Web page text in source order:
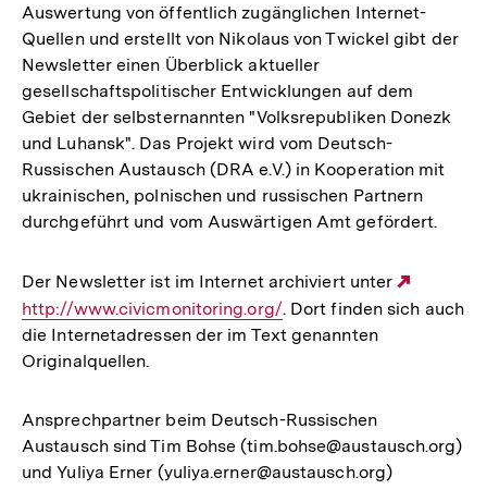
Auswertung von öffentlich zugänglichen Internet-
Quellen und erstellt von Nikolaus von Twickel gibt der
Newsletter einen Überblick aktueller
gesellschaftspolitischer Entwicklungen auf dem
Gebiet der selbsternannten "Volksrepubliken Donezk
und Luhansk". Das Projekt wird vom Deutsch-
Russischen Austausch (DRA e.V.) in Kooperation mit
ukrainischen, polnischen und russischen Partnern
durchgeführt und vom Auswärtigen Amt gefördert.
Der Newsletter ist im Internet archiviert unter
Link:
http://www.civicmonitoring.org/. Dort finden sich auch
die Internetadressen der im Text genannten
Originalquellen.
Ansprechpartner beim Deutsch-Russischen
Austausch sind Tim Bohse (tim.bohse@austausch.org)
und Yuliya Erner (yuliya.erner@austausch.org)